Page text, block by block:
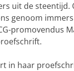
uit de steentijd.
genoom immers
promovendus
in haar